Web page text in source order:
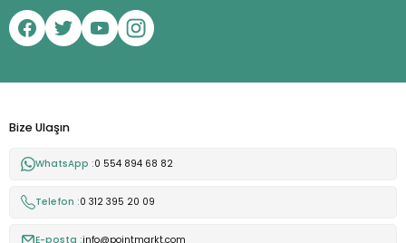
Bize Ulaşın
WhatsApp :0 554 894 68 82
Telefon :0 312 395 20 09
E-posta :info@pointmarkt.com